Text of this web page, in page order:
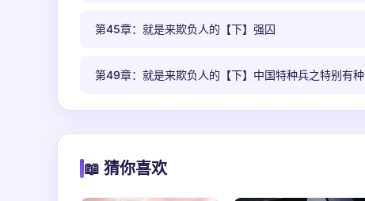
第45章：就是来欺负人的【下】强囚
第49章：就是来欺负人的【下】中国特种兵之特别有种
📖 猜你喜欢